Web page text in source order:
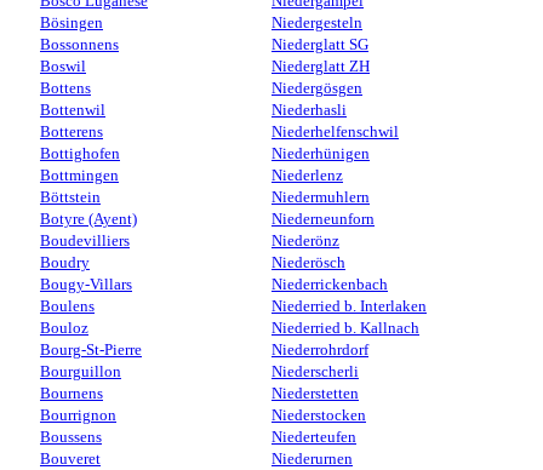
Bösingen
Bossonnens
Boswil
Bottens
Bottenwil
Botterens
Bottighofen
Bottmingen
Böttstein
Botyre (Ayent)
Boudevilliers
Boudry
Bougy-Villars
Boulens
Bouloz
Bourg-St-Pierre
Bourguillon
Bournens
Bourrignon
Boussens
Bouveret
Niedergesteln
Niederglatt SG
Niederglatt ZH
Niedergösgen
Niederhasli
Niederhelfenschwil
Niederhünigen
Niederlenz
Niedermuhlern
Niederneunforn
Niederönz
Niederösch
Niederrickenbach
Niederried b. Interlaken
Niederried b. Kallnach
Niederrohrdorf
Niederscherli
Niederstetten
Niederstocken
Niederteufen
Niederurnen